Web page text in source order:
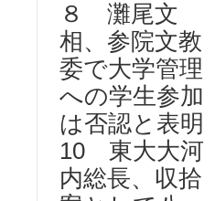
８ 灘尾文
相、参院文教
委で大学管理
への学生参加
は否認と表明
10 東大大河
内総長、収拾